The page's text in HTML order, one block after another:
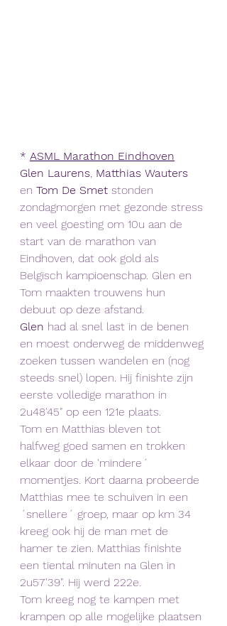
* ASML Marathon Eindhoven
Glen Laurens, Matthias Wauters
en Tom De Smet stonden
zondagmorgen met gezonde stress
en veel goesting om 10u aan de
start van de marathon van
Eindhoven, dat ook gold als
Belgisch kampioenschap. Glen en
Tom maakten trouwens hun
debuut op deze afstand.
Glen had al snel last in de benen
en moest onderweg de middenweg
zoeken tussen wandelen en (nog
steeds snel) lopen. Hij finishte zijn
eerste volledige marathon in
2u48'45" op een 121e plaats.
Tom en Matthias bleven tot
halfweg goed samen en trokken
elkaar door de 'mindere´
momentjes. Kort daarna probeerde
Matthias mee te schuiven in een
´snellere´ groep, maar op km 34
kreeg ook hij de man met de
hamer te zien. Matthias finishte
een tiental minuten na Glen in
2u57'39". Hij werd 222e.
Tom kreeg nog te kampen met
krampen op alle mogelijke plaatsen